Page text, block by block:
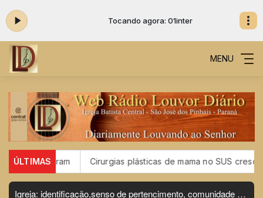
Tocando agora: 01inter
MENU
ÚLTIMAS Cirurgias plásticas de mama no SUS crescem